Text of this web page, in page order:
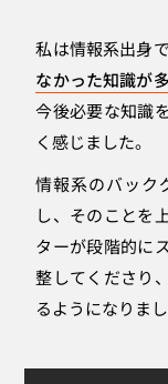
私は情報系出身
なかった知識が
今後必要な知識
く感じました。
情報系のバック
し、そのことを
ターが段階的に
整してくださり
るようになりまし